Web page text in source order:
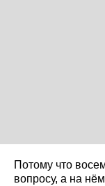
Потому что
вопросу, а на